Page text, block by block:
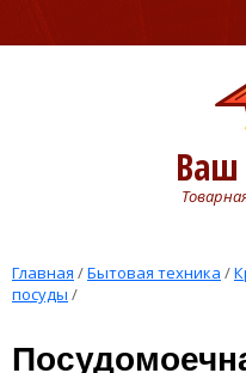
Ваш
Главная /Бытовая техника /
посуды /